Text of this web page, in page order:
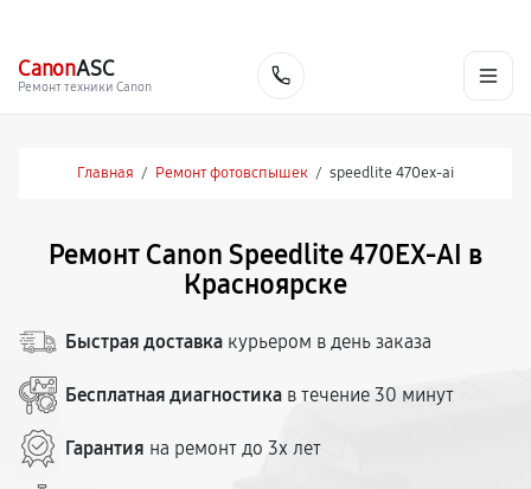
CanonASC
Ремонт техники Canon
Главная / Ремонт фотовспышек / speedlite 470ex-ai
Ремонт Canon Speedlite 470EX-AI в
Красноярске
Быстрая доставка курьером в день заказа
Бесплатная диагностика в течение 30 минут
Гарантия на ремонт до 3х лет